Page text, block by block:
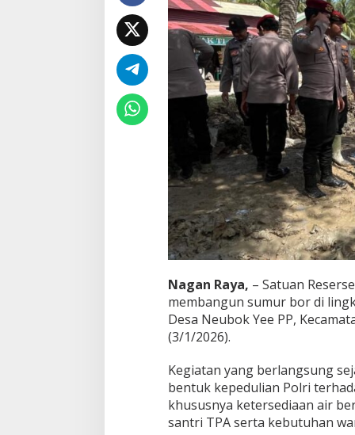
Nagan Raya, – Satuan
membangun sumur bor di
Desa Neubok Yee PP,
(3/1/2026).
Kegiatan yang berlangsung
bentuk kepedulian Polri
khususnya ketersediaan air
santri TPA serta kebutuhan